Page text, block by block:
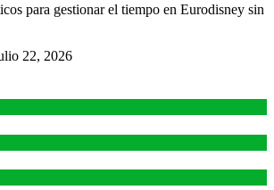
para gestionar el tiempo en Eurodisney sin
22, 2026